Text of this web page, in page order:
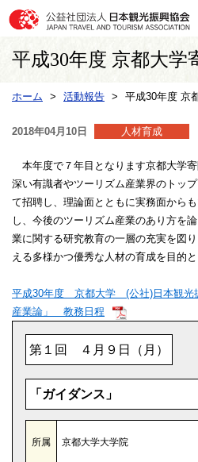
平成30年度 京都大学
ホーム 活動報告 平成30年度 京
2018年04月10日 人材育成
本年度で７年目となります京都大学
深い有識者やツーリズム産業界のトッ
て招聘し、理論面とともに実務面から
し、今後のツーリズム産業のあり方を
業に関する研究教育の一層の充実を図
える多様かつ優秀な人材の育成を目的
平成30年度 京都大学 (公社)日本観光
産業論」 教務日程
第１回 ４月９日（月）
「ガイダンス」
所属 京都大学大学院